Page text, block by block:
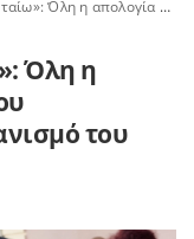
κατηγορείται για τον βασανισμό του 3χρονου Άγγελου
Όλη η
του